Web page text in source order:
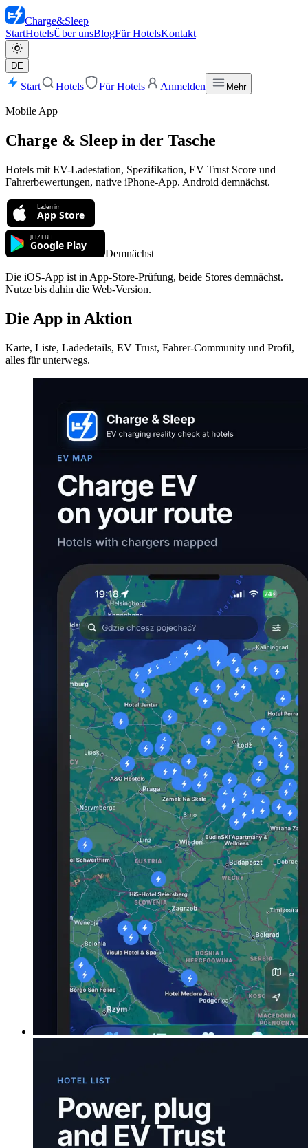
Charge&Sleep
StartHotelsÜber unsBlogFür HotelsKontakt
DE
Start Hotels Für Hotels Anmelden Mehr
Mobile App
Charge & Sleep in der Tasche
Hotels mit EV-Ladestation, Spezifikation, EV Trust Score und
Fahrerbewertungen, native iPhone-App. Android demnächst.
Demnächst
Die iOS-App ist in App-Store-Prüfung, beide Stores demnächst.
Nutze bis dahin die Web-Version.
Die App in Aktion
Karte, Liste, Ladedetails, EV Trust, Fahrer-Community und Profil,
alles für unterwegs.